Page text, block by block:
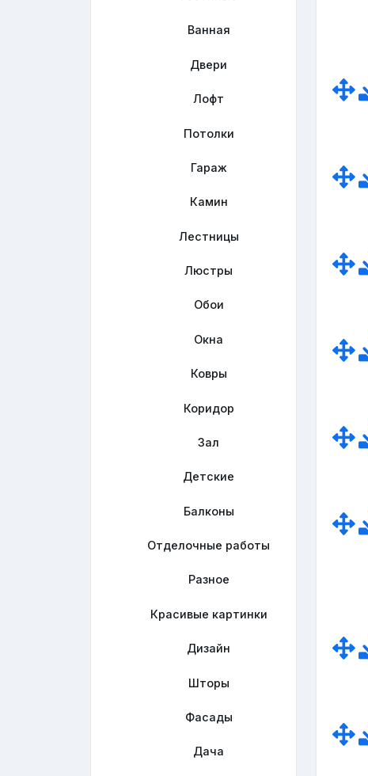
Ванная
Двери
Лофт
Потолки
Гараж
Камин
Лестницы
Люстры
Обои
Окна
Ковры
Коридор
Зал
Детские
Балконы
Отделочные работы
Разное
Красивые картинки
Дизайн
Шторы
Фасады
Дача